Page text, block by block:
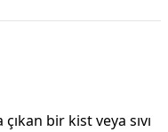
bir kist veya sıvı